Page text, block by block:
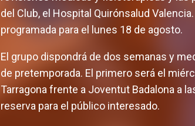
del Club, el Hospital Quirónsalud
programada para el lunes 18 de agosto.
El grupo dispondrá de dos semanas y
de pretemporada. El primero será el
Tarragona frente a Joventut Badalona a
reserva para el público interesado.